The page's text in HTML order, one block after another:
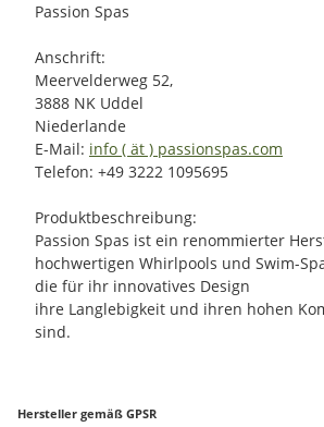
Passion Spas
Anschrift:
Meervelderweg 52,
3888 NK Uddel
Niederlande
E-Mail: info ( ät ) passionspas.com
Telefon: +49 3222 1095695
Produktbeschreibung:
Passion Spas ist ein renommierter
hochwertigen Whirlpools und Swim-
die für ihr innovatives Design
ihre Langlebigkeit und ihren hohen
sind.
Hersteller gemäß GPSR